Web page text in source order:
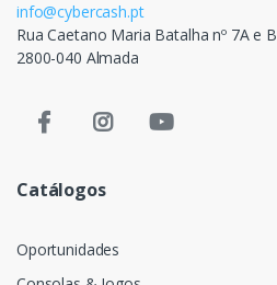
info@cybercash.pt
Rua Caetano Maria Batalha nº 7A e B
2800-040 Almada
Catálogos
Oportunidades